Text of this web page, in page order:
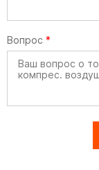
Вопрос *